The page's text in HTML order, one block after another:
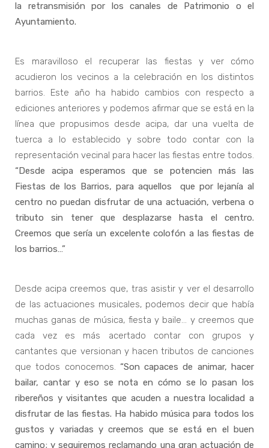
la retransmisión por los canales de Patrimonio o el
Ayuntamiento.
Es maravilloso el recuperar las fiestas y ver cómo
acudieron los vecinos a la celebración en los distintos
barrios. Este año ha habido cambios con respecto a
ediciones anteriores y podemos afirmar que se está en la
línea que propusimos desde acipa, dar una vuelta de
tuerca a lo establecido y sobre todo contar con la
representación vecinal para hacer las fiestas entre todos.
“Desde acipa esperamos que se potencien más las
Fiestas de los Barrios, para aquellos que por lejanía al
centro no puedan disfrutar de una actuación, verbena o
tributo sin tener que desplazarse hasta el centro.
Creemos que sería un excelente colofón a las fiestas de
los barrios…”
Desde acipa creemos que, tras asistir y ver el desarrollo
de las actuaciones musicales, podemos decir que había
muchas ganas de música, fiesta y baile… y creemos que
cada vez es más acertado contar con grupos y
cantantes que versionan y hacen tributos de canciones
que todos conocemos. “Son capaces de animar, hacer
bailar, cantar y eso se nota en cómo se lo pasan los
ribereños y visitantes que acuden a nuestra localidad a
disfrutar de las fiestas. Ha habido música para todos los
gustos y variadas y creemos que se está en el buen
camino; y seguiremos reclamando una gran actuación de